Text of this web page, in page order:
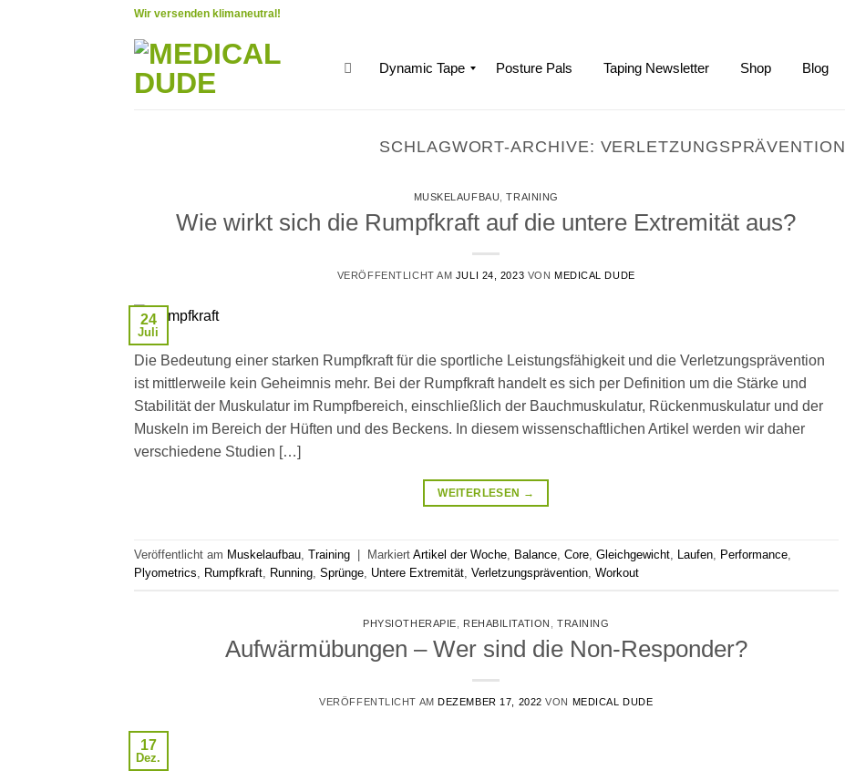
Wir versenden klimaneutral!
Dynamic Tape Posture Pals Taping Newsletter Shop Blog
SCHLAGWORT-ARCHIVE: VERLETZUNGSPRÄVENTION
MUSKELAUFBAU ,TRAINING
Wie wirkt sich die Rumpfkraft auf die untere Extremität aus?
VERÖFFENTLICHT AM JULI 24, 2023 VON MEDICAL DUDE
24
Juli
Die Bedeutung einer starken Rumpfkraft für die sportliche Leistungsfähigkeit und die Verletzungsprävention
ist mittlerweile kein Geheimnis mehr. Bei der Rumpfkraft handelt es sich per Definition um die Stärke und
Stabilität der Muskulatur im Rumpfbereich, einschließlich der Bauchmuskulatur, Rückenmuskulatur und der
Muskeln im Bereich der Hüften und des Beckens. In diesem wissenschaftlichen Artikel werden wir daher
verschiedene Studien […]
WEITERLESEN →
Veröffentlicht am Muskelaufbau, Training Markiert Artikel der Woche, Balance, Core, Gleichgewicht, Laufen, Performance,
Plyometrics, Rumpfkraft, Running, Sprünge, Untere Extremität, Verletzungsprävention, Workout
PHYSIOTHERAPIE REHABILITATION TRAINING
Aufwärmübungen – Wer sind die Non-Responder?
VERÖFFENTLICHT AMDEZEMBER 17, 2022 VON MEDICAL DUDE
17
Dez.